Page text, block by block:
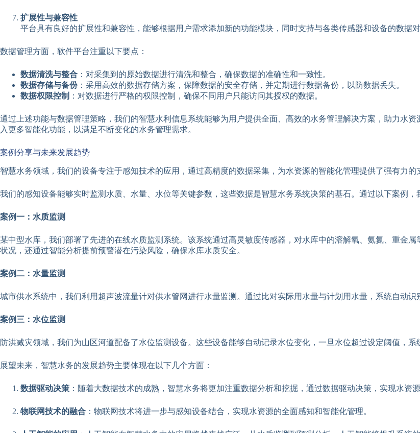
扩展性与兼容性
平台具有良好的扩展性和兼容性，能够根据用户需求添加新的功能模块，同时支持与各类传感器和设备的数据对
数据管理方面，软件平台注重以下要点：
数据清洗与整合 ：对采集到的原始数据进行清洗和整合，确保数据的准确性和一致性。
数据存储与备份：采用高效的数据存储方案，保障数据的安全存储，并定期进行数据备份，以防数据丢失。
数据权限控制 ：对数据进行严格的权限控制，确保不同用户只能访问其授权的数据。
通过上述功能与数据管理策略，我们的智慧水利信息系统能够为用户提供全面、高效的水务管理解决方案，助力水
入更多智能化功能，以满足不断变化的水务管理需求。
案例分享与未来发展趋势
智慧水务领域，我们的设备专注于感知技术的应用，通过高精度的数据采集，为水资源的智能化管理提供了强有力
我们的感知设备能够实时监测水质、水量、水位等关键参数，这些数据是智慧水务系统决策的基石。通过以下案例，
案例一：水质监测
某中型水库，我们部署了先进的在线水质监测系统。该系统通过高灵敏度传感器，对水库中的溶解氧、氨氮、重金
状况，还通过智能分析提前预警潜在污染风险，确保水库水质安全。
案例二：水量监测
城市供水系统中，我们利用超声波流量计对供水管网进行水量监测。通过比对实际用水量与计划用水量，系统自动识
案例三：水位监测
防洪减灾领域，我们为山区河道配备了水位监测设备。这些设备能够自动记录水位变化，一旦水位超过设定阈值，
展望未来，智慧水务的发展趋势主要体现在以下几个方面：
数据驱动决策 ：随着大数据技术的成熟，智慧水务将更加注重数据分析和挖掘，通过数据驱动决策，实现水资源
物联网技术的融合 ：物联网技术将进一步与感知设备结合，实现水资源的全面感知和智能化管理。